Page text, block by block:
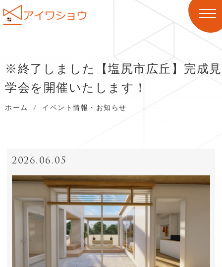
※終了しました【塩尻市広丘】完成見
学会を開催いたします！
ホーム / イベント情報・お知らせ
2026.06.05